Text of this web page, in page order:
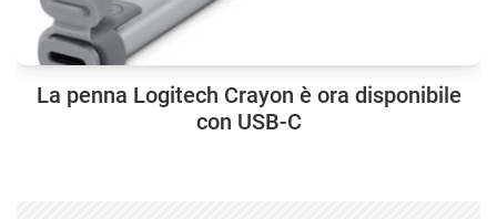
La penna Logitech Crayon è ora disponibile
con USB-C